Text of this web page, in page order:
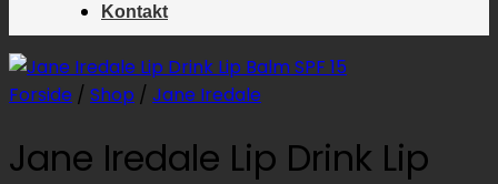
Kontakt
Forside / Shop / Jane Iredale
Jane Iredale Lip Drink Lip